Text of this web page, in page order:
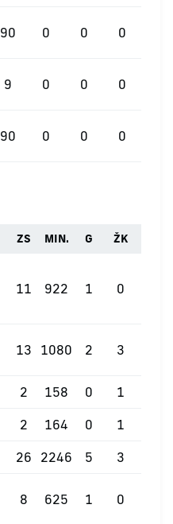
90 0 0 0
9 0 0 0
90 0 0 0
ZS MIN. G ŽK
11 922 1 0
13 1080 2 3
2 158 0 1
2 164 0 1
26 2246 5 3
8 625 1 0